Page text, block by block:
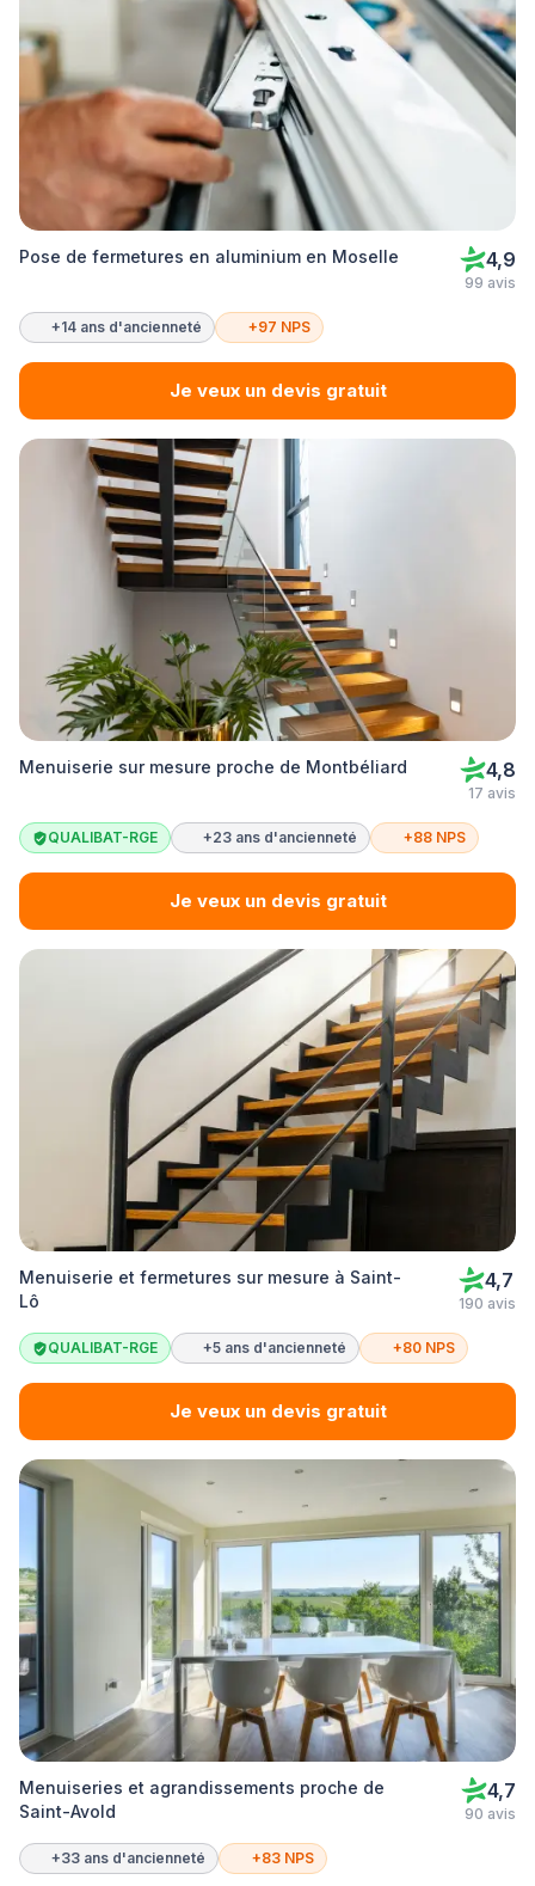
Pose de fermetures en aluminium en Moselle 4,9
99 avis
+14 ans d'ancienneté +97 NPS
Je veux un devis gratuit
Menuiserie sur mesure proche de Montbéliard 4,8
17 avis
QUALIBAT-RGE +23 ans d'ancienneté +88 NPS
Je veux un devis gratuit
Menuiserie et fermetures sur mesure à Saint-
Lô
4,7
190 avis
QUALIBAT-RGE +5 ans d'ancienneté +80 NPS
Je veux un devis gratuit
Menuiseries et agrandissements proche de
Saint-Avold
4,7
90 avis
+33 ans d'ancienneté +83 NPS